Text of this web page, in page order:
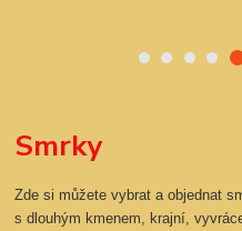
Smrky
Zde si můžete vybrat a objednat
s dlouhým kmenem, krajní,